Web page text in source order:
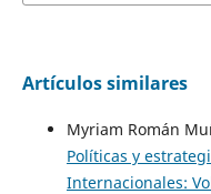
Artículos similares
Myriam Román
Políticas y
Internacionales: